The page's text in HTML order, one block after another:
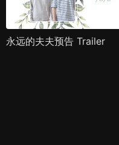
永远的夫夫预告 Trailer